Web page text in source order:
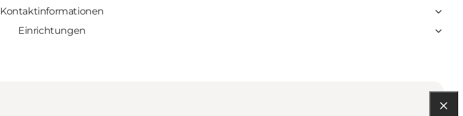
Kontaktinformationen
Einrichtungen